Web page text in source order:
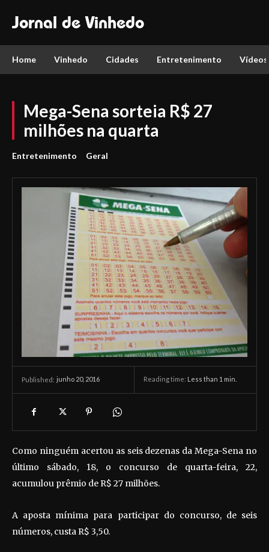
Jornal de Vinhedo
Home Vinhedo Cidades Entretenimento Vídeos
Mega-Sena sorteia R$ 27
milhões na quarta
Entretenimento Geral
Published: junho 20, 2016 Reading time: Less than 1 min.
Como ninguém acertou as seis dezenas da Mega-Sena no
último sábado, 18, o concurso de quarta-feira, 22,
acumulou prêmio de R$ 27 milhões.
A aposta mínima para participar do concurso, de seis
números, custa R$ 3,50.